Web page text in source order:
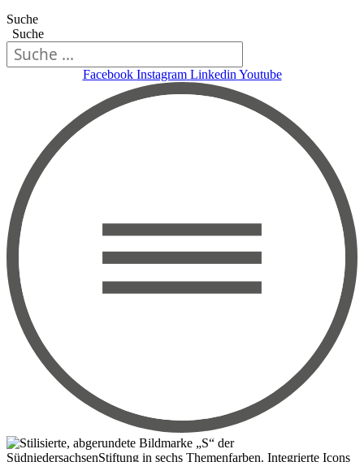
Suche
Suche
Facebook Instagram Linkedin Youtube